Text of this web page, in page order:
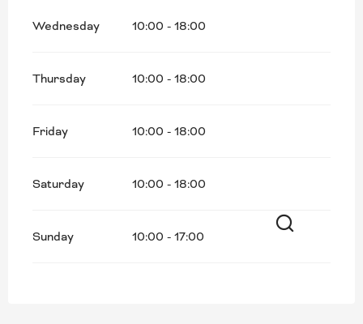
Wednesday 10:00 - 18:00
Thursday 10:00 - 18:00
Friday 10:00 - 18:00
Saturday 10:00 - 18:00
Sunday 10:00 - 17:00